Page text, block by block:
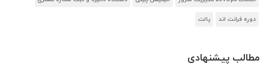
دوره فرانت اند پالت
مطالب پیشنهادی